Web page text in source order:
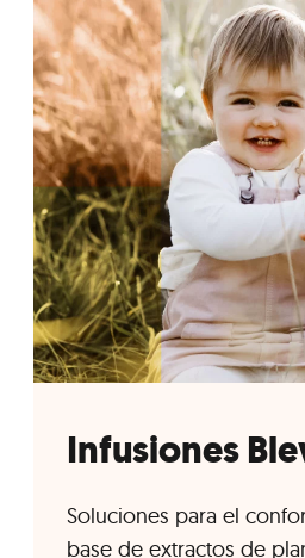
Infusiones
Soluciones para el
base de extractos de